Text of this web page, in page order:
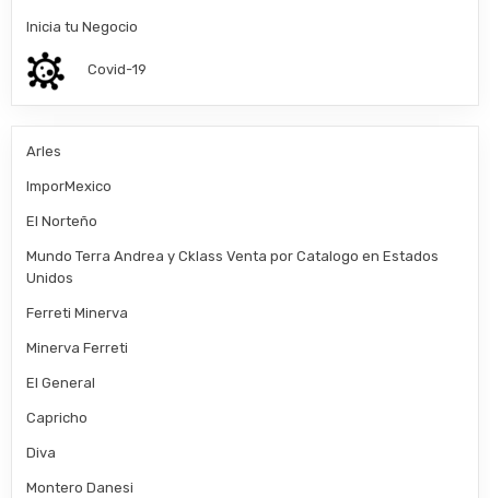
Inicia tu Negocio
Covid-19
Arles
ImporMexico
El Norteño
Mundo Terra Andrea y Cklass Venta por Catalogo en Estados
Unidos
Ferreti Minerva
Minerva Ferreti
El General
Capricho
Diva
Montero Danesi